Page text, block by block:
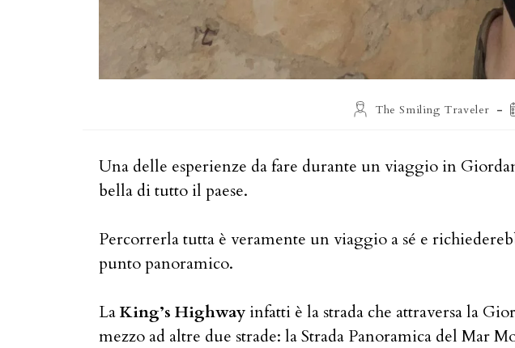
AutoreThe Smiling Traveler
Una delle esperienze da fare durante un viaggio in
bella di tutto il paese.
Percorrerla tutta è veramente un viaggio a sé e
punto panoramico.
LaKing’s Highway infatti è la strada che attraversa la
mezzo ad altre due strade: la Strada Panoramica del Mar